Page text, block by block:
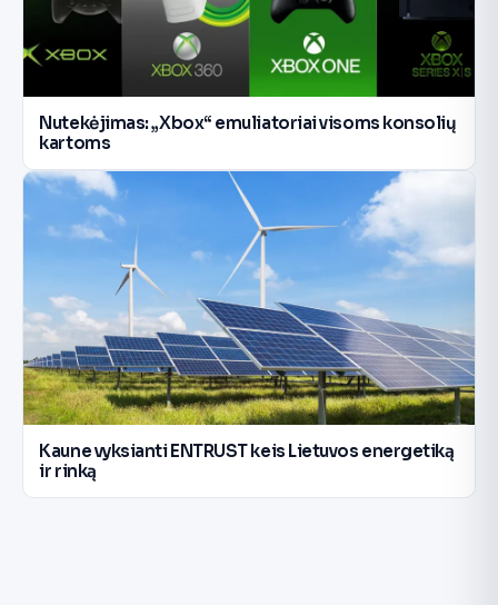
Nutekėjimas: „Xbox“ emuliatoriai visoms konsolių
kartoms
Kaune vyksianti ENTRUST keis Lietuvos energetiką
ir rinką